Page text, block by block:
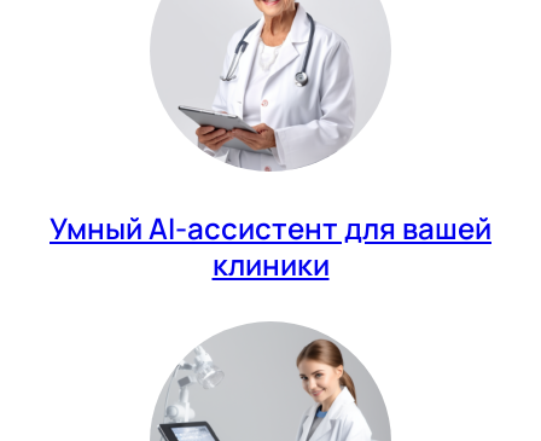
Умный AI-ассистент для вашей
клиники